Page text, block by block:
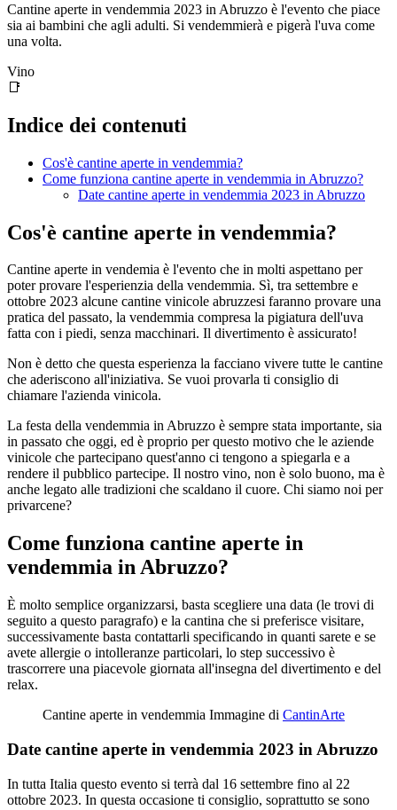
Cantine aperte in vendemmia 2023 in Abruzzo è l'evento che piace
sia ai bambini che agli adulti. Si vendemmierà e pigerà l'uva come
una volta.
Vino
📑
Indice dei contenuti
Cos'è cantine aperte in vendemmia?
Come funziona cantine aperte in vendemmia in Abruzzo?
Date cantine aperte in vendemmia 2023 in Abruzzo
Cos'è cantine aperte in vendemmia?
Cantine aperte in vendemia è l'evento che in molti aspettano per
poter provare l'esperienzia della vendemmia. Sì, tra settembre e
ottobre 2023 alcune cantine vinicole abruzzesi faranno provare una
pratica del passato, la vendemmia compresa la pigiatura dell'uva
fatta con i piedi, senza macchinari. Il divertimento è assicurato!
Non è detto che questa esperienza la facciano vivere tutte le cantine
che aderiscono all'iniziativa. Se vuoi provarla ti consiglio di
chiamare l'azienda vinicola.
La festa della vendemmia in Abruzzo è sempre stata importante, sia
in passato che oggi, ed è proprio per questo motivo che le aziende
vinicole che partecipano quest'anno ci tengono a spiegarla e a
rendere il pubblico partecipe. Il nostro vino, non è solo buono, ma è
anche legato alle tradizioni che scaldano il cuore. Chi siamo noi per
privarcene?
Come funziona cantine aperte in
vendemmia in Abruzzo?
È molto semplice organizzarsi, basta scegliere una data (le trovi di
seguito a questo paragrafo) e la cantina che si preferisce visitare,
successivamente basta contattarli specificando in quanti sarete e se
avete allergie o intolleranze particolari, lo step successivo è
trascorrere una piacevole giornata all'insegna del divertimento e del
relax.
Cantine aperte in vendemmia Immagine di CantinArte
Date cantine aperte in vendemmia 2023 in Abruzzo
In tutta Italia questo evento si terrà dal 16 settembre fino al 22
ottobre 2023. In questa occasione ti consiglio, soprattutto se sono